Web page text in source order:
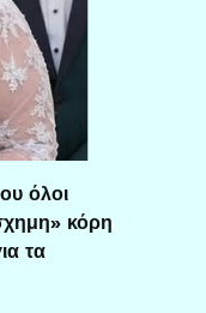
όλοι
κόρη
τα